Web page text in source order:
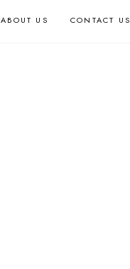
ABOUT US CONTACT US